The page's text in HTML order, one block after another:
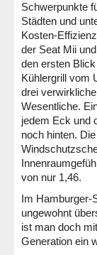
Schwerpunkte
Städten und
Kosten-
der Seat Mii
den ersten
Kühlergrill vom
drei
Wesentliche.
jedem Eck und
noch hinten.
von nur 1,46.
Im Hamburger-
ungewohnt
ist man doch
Generation ein